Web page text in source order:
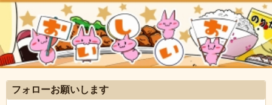
フォローお願いします